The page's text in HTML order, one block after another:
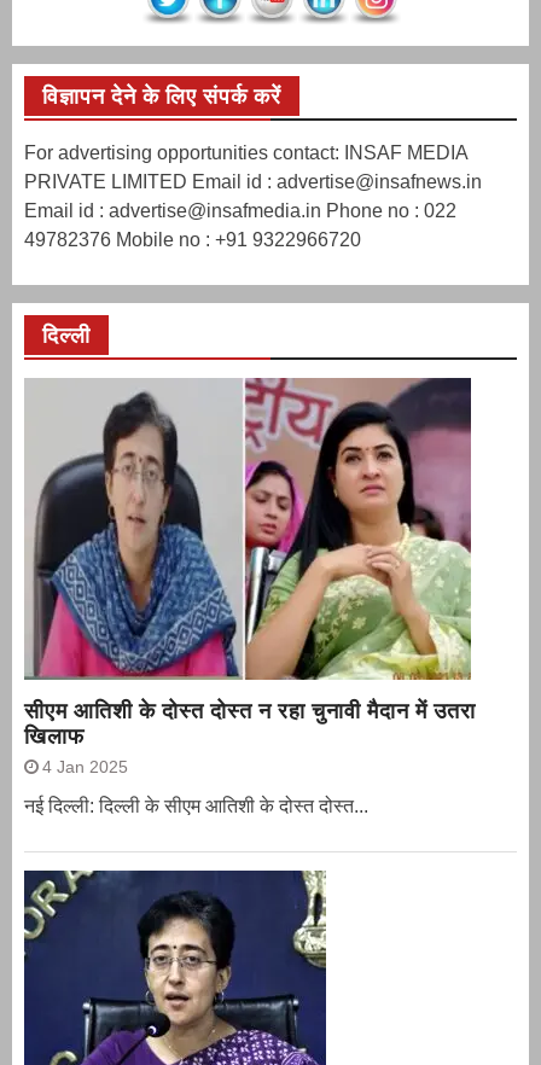
विज्ञापन देने के लिए संपर्क करें
For advertising opportunities contact: INSAF MEDIA
PRIVATE LIMITED Email id : advertise@insafnews.in
Email id : advertise@insafmedia.in Phone no : 022
49782376 Mobile no : +91 9322966720
दिल्ली
सीएम आतिशी के दोस्त दोस्त न रहा चुनावी मैदान में उतरा
खिलाफ
4 Jan 2025
नई दिल्ली: दिल्ली के सीएम आतिशी के दोस्त दोस्त...